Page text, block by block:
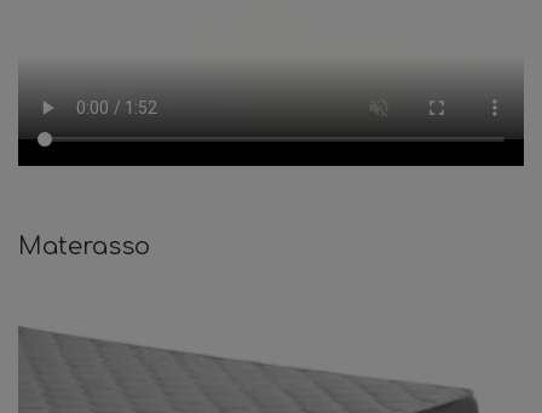
Materasso